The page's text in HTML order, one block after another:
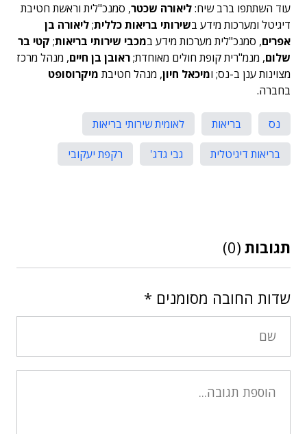
עוד השתתפו ברב שיח:ליאורה שכטר, סמנכ"לית וראשת חטיבת
דיגיטל ומערכות מידע בשירותי בריאות כללית;ליאורה בן
אפרים, סמנכ"לית מערכות מידע במכבי שירותי בריאות; קטי בר
שלום, מנמ"רית קופת חולים מאוחדת;ראובן בן חיים, מנהל מרכז
מצוינות ענן ב-נס; ומיכאל חיון, מנהל חטיבת מיקרוסופט
בחברה.
נס בריאות
לאומית שירותי בריאות
בריאות דיגיטלית
גבי גדג' רקפת יעקובי
תגובות (0)
שדות החובה מסומנים *